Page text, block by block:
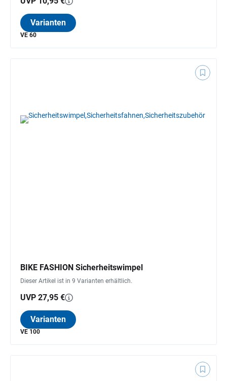
Varianten
VE 60
BIKE FASHION Sicherheitswimpel
Dieser Artikel ist in 9 Varianten erhältlich.
UVP 27,95 €
Varianten
VE 100